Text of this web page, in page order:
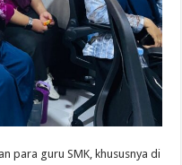
para guru SMK, khususnya di